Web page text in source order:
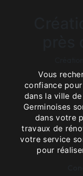
Vous
confiance
dans la ville
Germinoises
dans votre
travaux de
votre service
pour